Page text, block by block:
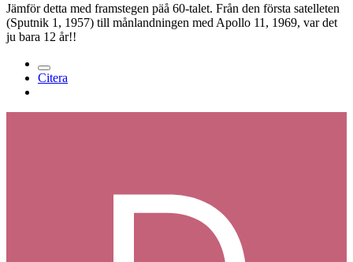
Jämför detta med framstegen päå 60-talet. Från den första satelleten
(Sputnik 1, 1957) till månlandningen med Apollo 11, 1969, var det
ju bara 12 år!!
Citera